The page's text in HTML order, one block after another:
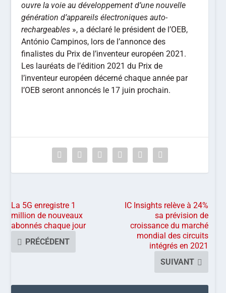
ouvre la voie au développement d’une nouvelle
génération d’appareils électroniques auto-
rechargeables », a déclaré le président de l’OEB,
António Campinos, lors de l’annonce des
finalistes du Prix de l’inventeur européen 2021.
Les lauréats de l’édition 2021 du Prix de
l’inventeur européen décerné chaque année par
l’OEB seront annoncés le 17 juin prochain.
La 5G enregistre 1
million de nouveaux
abonnés chaque jour
PRÉCÉDENT
IC Insights relève à 24%
sa prévision de
croissance du marché
mondial des circuits
intégrés en 2021
SUIVANT